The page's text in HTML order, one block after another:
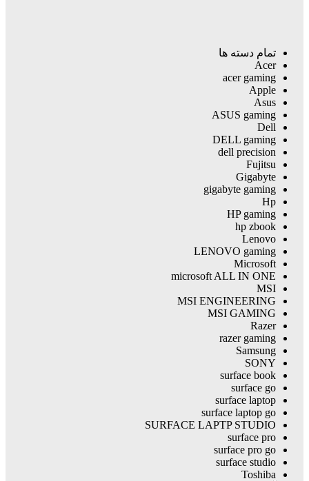
تمام دسته ها
Acer
acer gaming
Apple
Asus
ASUS gaming
Dell
DELL gaming
dell precision
Fujitsu
Gigabyte
gigabyte gaming
Hp
HP gaming
hp zbook
Lenovo
LENOVO gaming
Microsoft
microsoft ALL IN ONE
MSI
MSI ENGINEERING
MSI GAMING
Razer
razer gaming
Samsung
SONY
surface book
surface go
surface laptop
surface laptop go
SURFACE LAPTP STUDIO
surface pro
surface pro go
surface studio
Toshiba